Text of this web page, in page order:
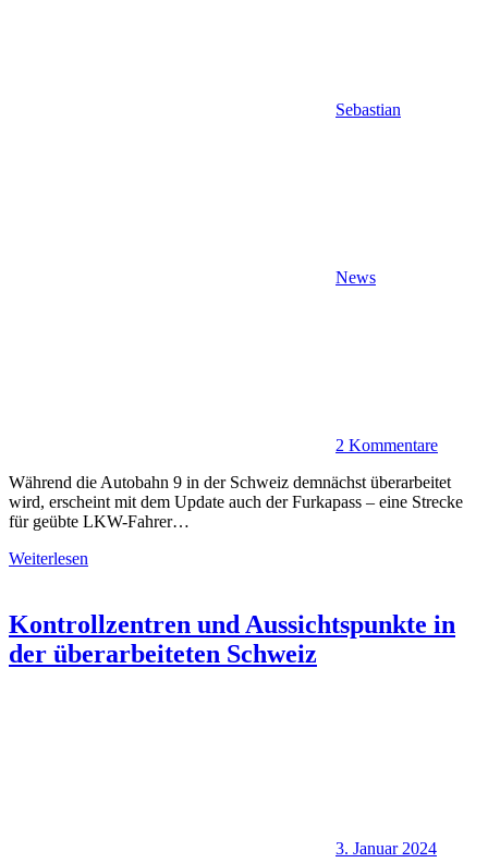
Sebastian
News
2 Kommentare
Während die Autobahn 9 in der Schweiz demnächst überarbeitet
wird, erscheint mit dem Update auch der Furkapass – eine Strecke
für geübte LKW-Fahrer…
Weiterlesen
Kontrollzentren und Aussichtspunkte in
der überarbeiteten Schweiz
3. Januar 2024